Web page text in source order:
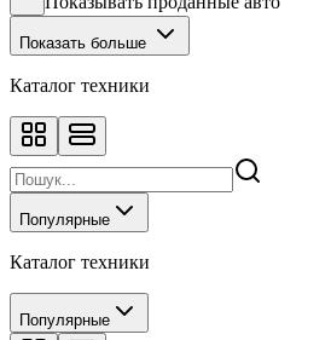
Показать больше
Каталог техники
Популярные
Каталог техники
Популярные